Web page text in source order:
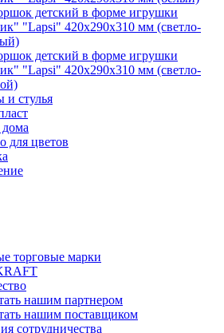
детский в форме игрушки
"Lapsi" 420х290х310 мм (светло-
детский в форме игрушки
"Lapsi" 420х290х310 мм (светло-
и стулья
для цветов
торговые марки
нашим партнером
нашим поставщиком
сотрудничества